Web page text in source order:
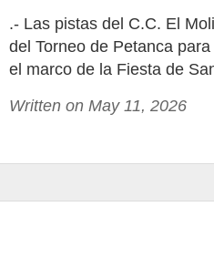
.- Las pistas del C.C. El
del Torneo de Petanca
el marco de la Fiesta de
Written on May 11, 2026